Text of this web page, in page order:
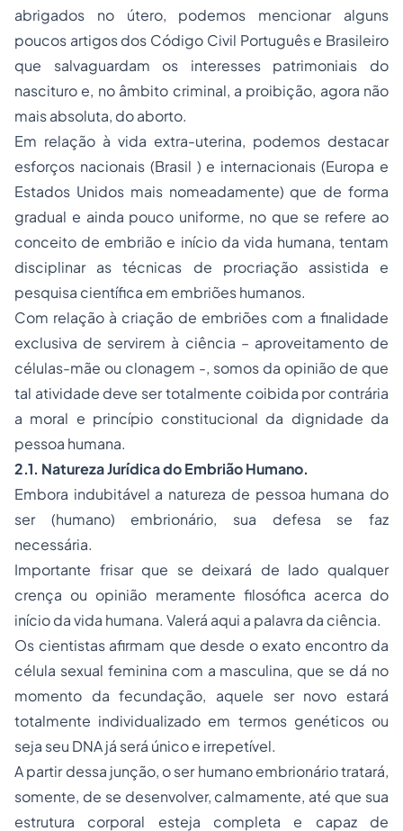
abrigados no útero, podemos mencionar alguns
poucos artigos dos Código Civil Português e Brasileiro
que salvaguardam os interesses patrimoniais do
nascituro e, no âmbito criminal, a proibição, agora não
mais absoluta, do aborto.
Em relação à vida extra-uterina, podemos destacar
esforços nacionais (Brasil ) e internacionais (Europa e
Estados Unidos mais nomeadamente) que de forma
gradual e ainda pouco uniforme, no que se refere ao
conceito de embrião e início da vida humana, tentam
disciplinar as técnicas de procriação assistida e
pesquisa científica em embriões humanos.
Com relação à criação de embriões com a finalidade
exclusiva de servirem à ciência – aproveitamento de
células-mãe ou clonagem -, somos da opinião de que
tal atividade deve ser totalmente coibida por contrária
a moral e princípio constitucional da dignidade da
pessoa humana.
2.1. Natureza Jurídica do Embrião Humano.
Embora indubitável a natureza de pessoa humana do
ser (humano) embrionário, sua defesa se faz
necessária.
Importante frisar que se deixará de lado qualquer
crença ou opinião meramente filosófica acerca do
início da vida humana. Valerá aqui a palavra da ciência.
Os cientistas afirmam que desde o exato encontro da
célula sexual feminina com a masculina, que se dá no
momento da fecundação, aquele ser novo estará
totalmente individualizado em termos genéticos ou
seja seu DNA já será único e irrepetível.
A partir dessa junção, o ser humano embrionário tratará,
somente, de se desenvolver, calmamente, até que sua
estrutura corporal esteja completa e capaz de